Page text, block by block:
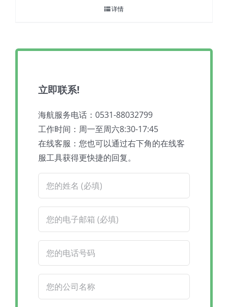
详情
立即联系!
海航服务电话：0531-88032799
工作时间：周一至周六8:30-17:45
在线客服：您也可以通过右下角的在线客
服工具获得更快捷的回复。